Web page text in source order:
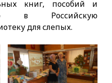
книг, пособий и
в Российскую
для слепых.